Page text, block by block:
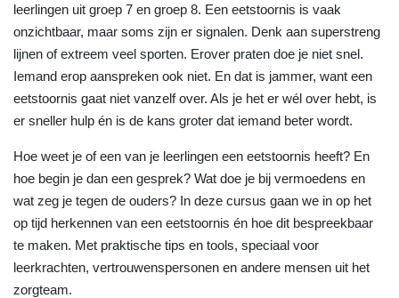
leerlingen uit groep 7 en groep 8. Een eetstoornis is vaak
onzichtbaar, maar soms zijn er signalen. Denk aan superstreng
lijnen of extreem veel sporten. Erover praten doe je niet snel.
Iemand erop aanspreken ook niet. En dat is jammer, want een
eetstoornis gaat niet vanzelf over. Als je het er wél over hebt, is
er sneller hulp én is de kans groter dat iemand beter wordt.
Hoe weet je of een van je leerlingen een eetstoornis heeft? En
hoe begin je dan een gesprek? Wat doe je bij vermoedens en
wat zeg je tegen de ouders? In deze cursus gaan we in op het
op tijd herkennen van een eetstoornis én hoe dit bespreekbaar
te maken. Met praktische tips en tools, speciaal voor
leerkrachten, vertrouwenspersonen en andere mensen uit het
zorgteam.